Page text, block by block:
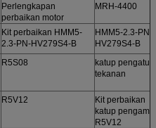
Perlengkapan
perbaikan motor
MRH-4400
Kit perbaikan HMM5-
2.3-PN-HV279S4-B
HMM5-2.3-PN-
HV279S4-B
R5S08
katup pengatur
tekanan
R5V12
Kit perbaikan
katup
R5V12